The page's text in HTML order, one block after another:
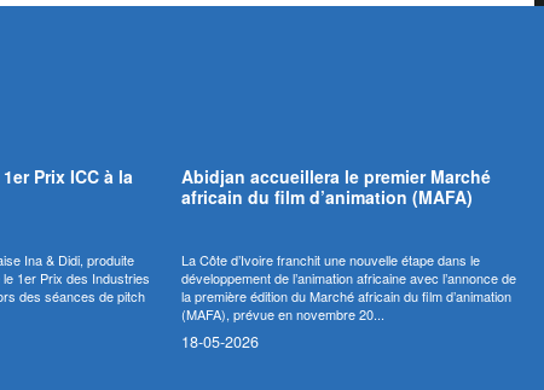
Prix ICC à la
Ina & Didi, produite
1er Prix des Industries
des séances de pitch
Abidjan accueillera le premier Marché
africain du film d’animation (MAFA)
La Côte d’Ivoire franchit une nouvelle étape dans le
développement de l’animation africaine avec l’annonce de
la première édition du Marché africain du film d’animation
(MAFA), prévue en novembre 20...
18-05-2026